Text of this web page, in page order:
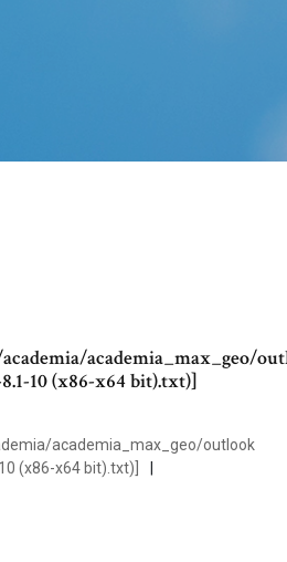
academia_max_geo/
10 (x86-x64 bit).txt)]
academia_max_geo/outlook
(x86-x64 bit).txt)]